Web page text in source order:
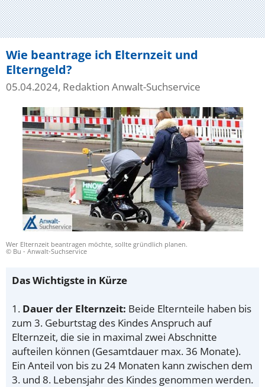
Wie beantrage ich Elternzeit und
Elterngeld?
05.04.2024, Redaktion Anwalt-Suchservice
Wer Elternzeit beantragen möchte, sollte gründlich planen.
© Bu - Anwalt-Suchservice
Das Wichtigste in Kürze
1. Dauer der Elternzeit: Beide Elternteile haben bis
zum 3. Geburtstag des Kindes Anspruch auf
Elternzeit, die sie in maximal zwei Abschnitte
aufteilen können (Gesamtdauer max. 36 Monate).
Ein Anteil von bis zu 24 Monaten kann zwischen dem
3. und 8. Lebensjahr des Kindes genommen werden.